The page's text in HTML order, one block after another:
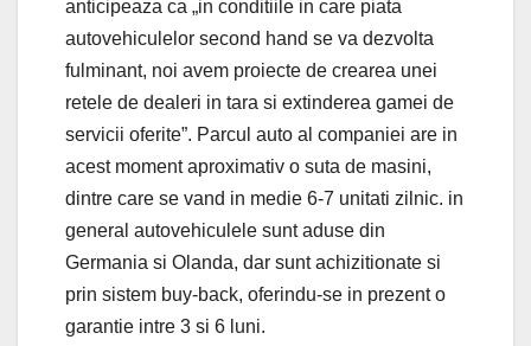
anticipeaza ca „in conditiile in care piata
autovehiculelor second hand se va dezvolta
fulminant, noi avem proiecte de crearea unei
retele de dealeri in tara si extinderea gamei de
servicii oferite”. Parcul auto al companiei are in
acest moment aproximativ o suta de masini,
dintre care se vand in medie 6-7 unitati zilnic. in
general autovehiculele sunt aduse din
Germania si Olanda, dar sunt achizitionate si
prin sistem buy-back, oferindu-se in prezent o
garantie intre 3 si 6 luni.